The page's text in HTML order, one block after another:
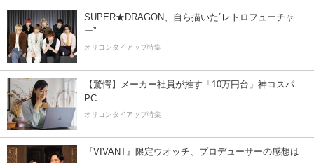
SUPER★DRAGON、自ら描いた”レトロフューチャ
ー”
オリコンタイアップ特集
【驚愕】メーカー社員が推す「10万円台」神コスパ
PC
オリコンタイアップ特集
『VIVANT』限定ウオッチ、プロデューサーの感想は